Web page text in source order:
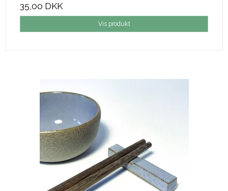
35,00 DKK
Vis produkt